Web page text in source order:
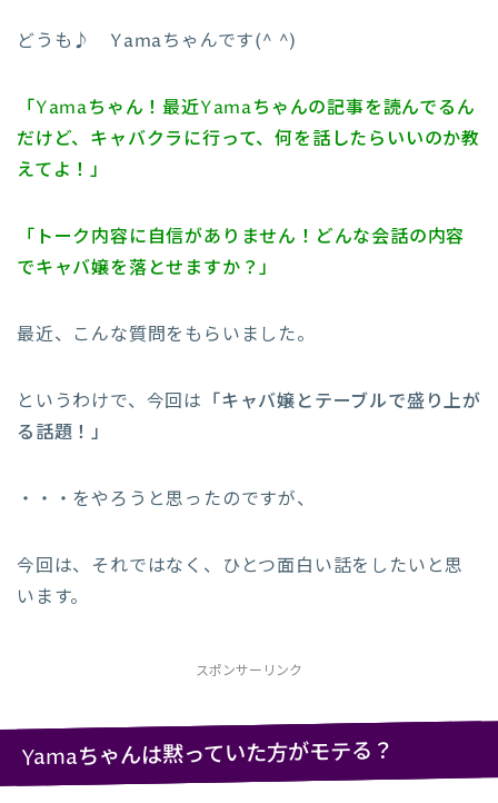
どうも♪ Yamaちゃんです(^ ^)
「Yamaちゃん！最近Yamaちゃんの記事を読んでるん
だけど、キャバクラに行って、何を話したらいいのか教
えてよ！」
「トーク内容に自信がありません！どんな会話の内容
でキャバ嬢を落とせますか？」
最近、こんな質問をもらいました。
というわけで、今回は 「キャバ嬢とテーブルで盛り上が
る話題！」
・・・をやろうと思ったのですが、
今回は、それではなく、ひとつ面白い話をしたいと思
います。
スポンサーリンク
Yamaちゃんは黙っていた方がモテる？